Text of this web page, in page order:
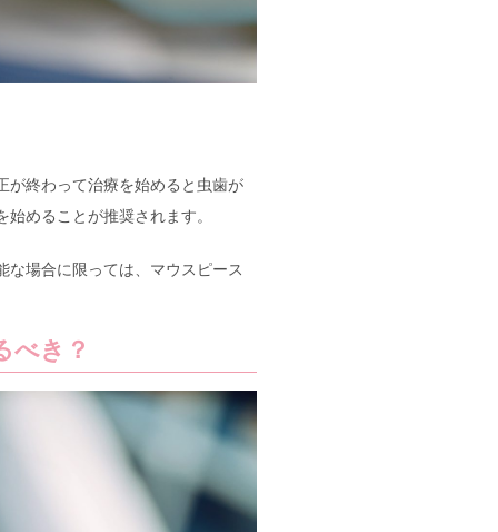
が終わって治療を始めると虫歯が
めることが推奨されます。
な場合に限っては、マウスピース
べき？